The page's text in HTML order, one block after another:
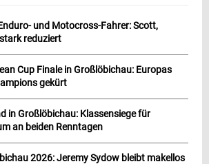
und Motocross-Fahrer: Scott,
reduziert
Cup Finale in Großlöbichau: Europas
gekürt
in Großlöbichau: Klassensiege für
an beiden Renntagen
2026: Jeremy Sydow bleibt makellos